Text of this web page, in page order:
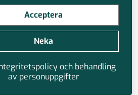
2026
Acceptera
Neka
och behandling
av personuppgifter